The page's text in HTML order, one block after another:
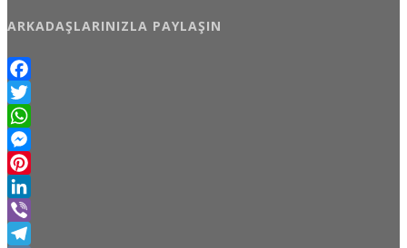
ARKADAŞLARINIZLA PAYLAŞIN
Facebook
Twitter
WhatsApp
Messenger
Pinterest
LinkedIn
Viber